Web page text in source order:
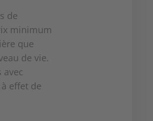
de
minimum
que
de vie.
avec
effet de